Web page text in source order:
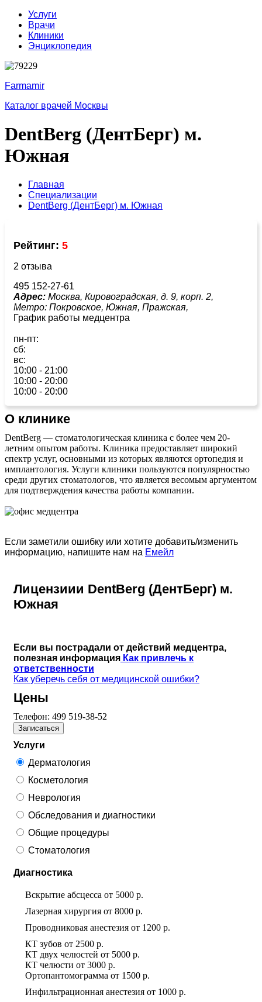
Услуги
Врачи
Клиники
Энциклопедия
Farmamir
Каталог врачей Москвы
DentBerg (ДентБерг) м.
Южная
Главная
Специализации
DentBerg (ДентБерг) м. Южная
Рейтинг: 5
2 отзыва
495 152-27-61
Адрес: Москва, Кировоградская, д. 9, корп. 2,
Метро: Покровское, Южная, Пражская,
График работы медцентра
пн-пт:
сб:
вс:
10:00 - 21:00
10:00 - 20:00
10:00 - 20:00
О клинике
DentBerg — стоматологическая клиника с более чем 20-
летним опытом работы. Клиника предоставляет широкий
спектр услуг, основными из которых являются ортопедия и
имплантология. Услуги клиники пользуются популярностью
среди других стоматологов, что является весомым аргументом
для подтверждения качества работы компании.
Если заметили ошибку или хотите добавить/изменить
информацию, напишите нам на Емейл
Лицензиии DentBerg (ДентБерг) м.
Южная
Если вы пострадали от действий медцентра,
полезная информация Как привлечь к
ответственности
Как уберечь себя от медицинской ошибки?
Цены
Телефон: 499 519-38-52
Записаться
Услуги
Дерматология
Косметология
Неврология
Обследования и диагностики
Общие процедуры
Стоматология
Диагностика
Вскрытие абсцесса от 5000 р.
Лазерная хирургия от 8000 р.
Проводниковая анестезия от 1200 р.
КТ зубов от 2500 р.
КТ двух челюстей от 5000 р.
КТ челюсти от 3000 р.
Ортопантомограмма от 1500 р.
Инфильтрационная анестезия от 1000 р.